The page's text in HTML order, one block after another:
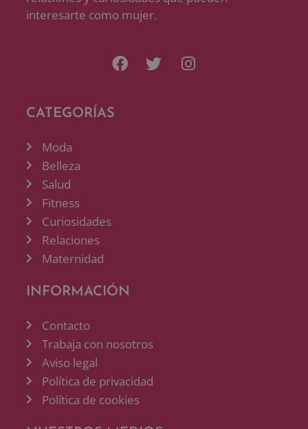
interesarte como mujer.
CATEGORÍAS
Moda
Belleza
Salud
Fitness
Curiosidades
Relaciones
Maternidad
INFORMACIÓN
Contacto
Trabaja con nosotros
Aviso legal
Política de privacidad
Política de cookies